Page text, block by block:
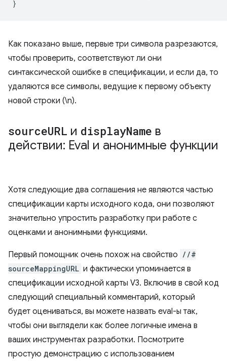
}
Как показано выше, первые три символа разрезаются,
чтобы проверить, соответствуют ли они
синтаксической ошибке в спецификации, и если да, то
удаляются все символы, ведущие к первому объекту
новой строки (\n).
sourceURL и displayName в
действии: Eval и анонимные функции
Хотя следующие два соглашения не являются частью
спецификации карты исходного кода, они позволяют
значительно упростить разработку при работе с
оценками и анонимными функциями.
Первый помощник очень похож на свойство //#
sourceMappingURL и фактически упоминается в
спецификации исходной карты V3. Включив в свой код
следующий специальный комментарий, который
будет оцениваться, вы можете назвать eval-ы так,
чтобы они выглядели как более логичные имена в
ваших инструментах разработки. Посмотрите
простую демонстрацию с использованием